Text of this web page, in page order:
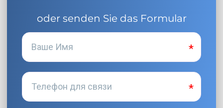
oder senden Sie das Formular